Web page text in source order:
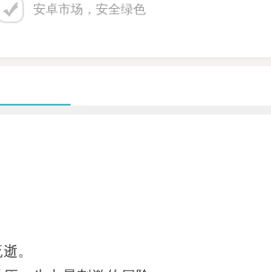
安卓市场，安全绿色
。